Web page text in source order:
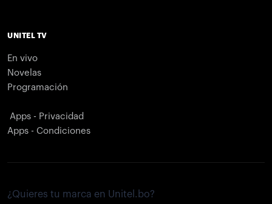
UNITEL TV
En vivo
Novelas
Programación
Apps - Privacidad
Apps - Condiciones
¿Quieres tu marca en Unitel.bo?